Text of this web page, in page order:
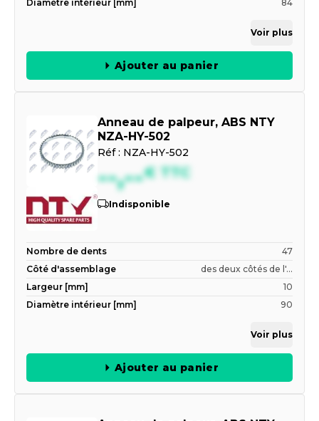
Diamètre intérieur [mm]
84
Voir plus
Ajouter au panier
Anneau de palpeur, ABS NTY
NZA-HY-502
Réf : NZA-HY-502
--,--€ TTC
Indisponible
Nombre de dents
47
Côté d'assemblage
des deux côtés de l'...
Largeur [mm]
10
Diamètre intérieur [mm]
90
Voir plus
Ajouter au panier